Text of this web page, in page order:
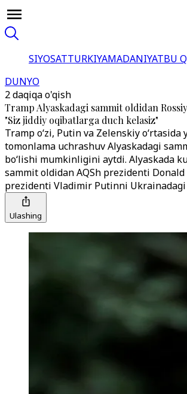
SIYOSATTURKIYAMADANIYATBU
DUNYO
2 daqiqa o'qish
Tramp Alyaskadagi sammit oldidan
"Siz jiddiy oqibatlarga duch kelasiz"
Tramp oʻzi, Putin va Zelenskiy oʻrtasida
tomonlama uchrashuv Alyaskadagi
boʻlishi mumkinligini aytdi. Alyaskada
sammit oldidan AQSh prezidenti Donald
prezidenti Vladimir Putinni
Ulashing